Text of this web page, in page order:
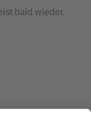
bald wieder.